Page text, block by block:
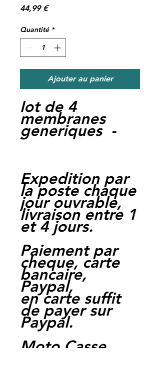
44,99 €Prix
Quantité *
Ajouter au panier
lot de 4
membranes
generiques -
Expedition par
la poste chaque
jour ouvrable,
livraison entre 1
et 4 jours.
Paiement par
cheque, carte
bancaire,
Paypal,
en carte suffit
de payer sur
Paypal.
Moto Casse